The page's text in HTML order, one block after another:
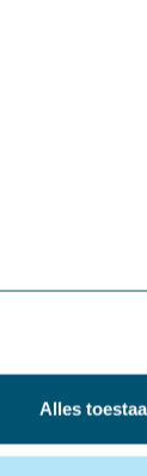
Alles
si un
la période
gratuites. Vous
les frais de